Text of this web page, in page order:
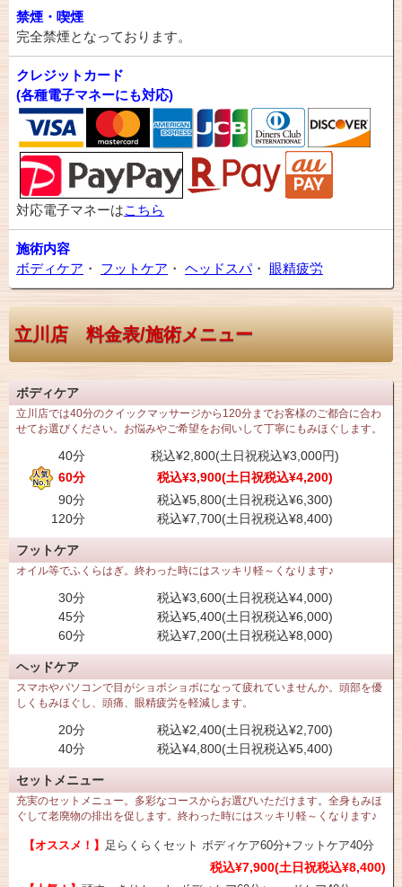
禁煙・喫煙
完全禁煙となっております。
クレジットカード
(各種電子マネーにも対応)
対応電子マネーはこちら
施術内容
ボディケア ・ フットケア ・ ヘッドスパ・ 眼精疲労
立川店 料金表/施術メニュー
ボディケア
立川店では40分のクイックマッサージから120分までお客様のご都合に合わ
せてお選びください。お悩みやご希望をお伺いして丁寧にもみほぐします。
40分
税込¥2,800(土日祝税込¥3,000円)
60分
税込¥3,900(土日祝税込¥4,200)
90分
税込¥5,800(土日祝税込¥6,300)
120分
税込¥7,700(土日祝税込¥8,400)
フットケア
オイル等でふくらはぎ。終わった時にはスッキリ軽～くなります♪
30分
税込¥3,600(土日祝税込¥4,000)
45分
税込¥5,400(土日祝税込¥6,000)
60分
税込¥7,200(土日祝税込¥8,000)
ヘッドケア
スマホやパソコンで目がショボショボになって疲れていませんか。頭部を優
しくもみほぐし、頭痛、眼精疲労を軽減します。
20分
税込¥2,400(土日祝税込¥2,700)
40分
税込¥4,800(土日祝税込¥5,400)
セットメニュー
充実のセットメニュー。多彩なコースからお選びいただけます。全身もみほ
ぐして老廃物の排出を促します。終わった時にはスッキリ軽～くなります♪
【オススメ！】 足らくらくセット ボディケア60分+フットケア40分
税込¥7,900(土日祝税込¥8,400)